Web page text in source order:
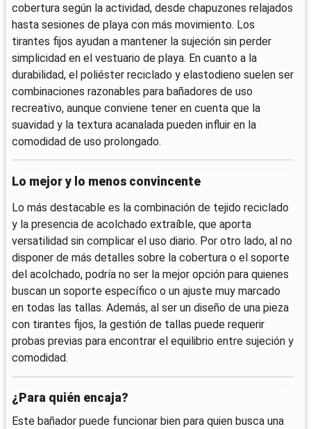
cobertura según la actividad, desde chapuzones relajados
hasta sesiones de playa con más movimiento. Los
tirantes fijos ayudan a mantener la sujeción sin perder
simplicidad en el vestuario de playa. En cuanto a la
durabilidad, el poliéster reciclado y elastodieno suelen ser
combinaciones razonables para bañadores de uso
recreativo, aunque conviene tener en cuenta que la
suavidad y la textura acanalada pueden influir en la
comodidad de uso prolongado.
Lo mejor y lo menos convincente
Lo más destacable es la combinación de tejido reciclado
y la presencia de acolchado extraíble, que aporta
versatilidad sin complicar el uso diario. Por otro lado, al no
disponer de más detalles sobre la cobertura o el soporte
del acolchado, podría no ser la mejor opción para quienes
buscan un soporte específico o un ajuste muy marcado
en todas las tallas. Además, al ser un diseño de una pieza
con tirantes fijos, la gestión de tallas puede requerir
probas previas para encontrar el equilibrio entre sujeción y
comodidad.
¿Para quién encaja?
Este bañador puede funcionar bien para quien busca una